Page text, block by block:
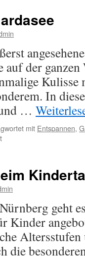
der ganzen
Kulisse
In
…
mit Entspannen,
für
geht
Kinder
Altersstufen
die